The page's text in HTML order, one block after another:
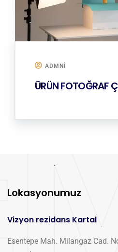
ADMNI
ÜRÜN FOTOĞRAF
Lokasyonumuz
Vizyon rezidans Kartal
Esentepe Mah. Milangaz Cad.